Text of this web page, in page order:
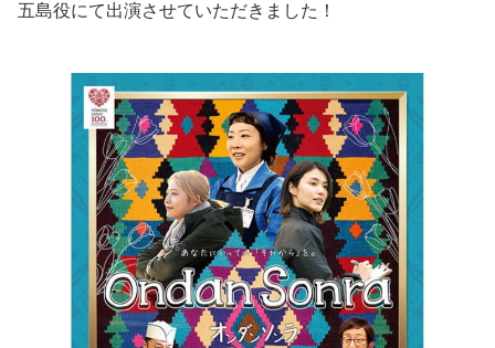
五島役にて出演させていただきました！